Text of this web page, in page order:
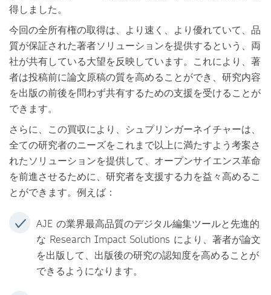
得しました。
今回の全所有権の取得は、より速く、より優れていて、品
質が保証された著者ソリューションを提供するという、両
社が共有している大望を反映しています。これにより、著
者は投稿前に論文原稿の質を高めることができ、研究内容
を出版の前後を問わず共有するための支援を受けることが
できます。
さらに、この買収により、シュプリンガーネイチャーは、
全ての研究者のニーズをこれまで以上に満たすよう考案さ
れたソリューションを提供して、オープンサイエンス革命
を前進させるために、研究者を支援する力を益々高めるこ
とができます。例えば：
AJE の業界最高品質のデジタル編集ツールと先進的
な Research Impact Solutions により、著者が論文
を出版して、出版後の研究の認知度を高めることが
できるようになります。